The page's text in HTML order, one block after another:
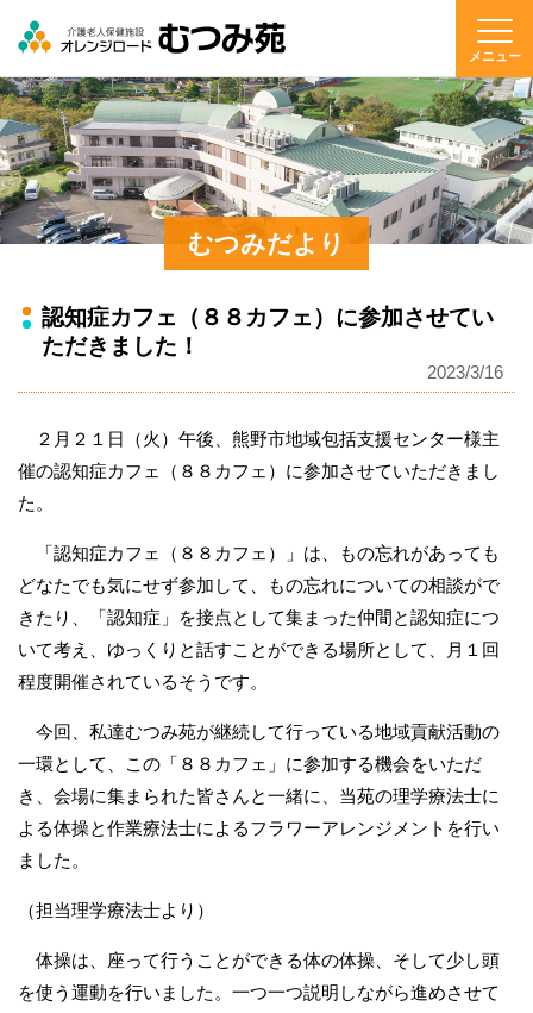
メニュー
むつみだより
認知症カフェ（８８カフェ）に参加させてい
ただきました！
2023/3/16
２月２１日（火）午後、熊野市地域包括支援センター様主
催の認知症カフェ（８８カフェ）に参加させていただきまし
た。
「認知症カフェ（８８カフェ）」は、もの忘れがあっても
どなたでも気にせず参加して、もの忘れについての相談がで
きたり、「認知症」を接点として集まった仲間と認知症につ
いて考え、ゆっくりと話すことができる場所として、月１回
程度開催されているそうです。
今回、私達むつみ苑が継続して行っている地域貢献活動の
一環として、この「８８カフェ」に参加する機会をいただ
き、会場に集まられた皆さんと一緒に、当苑の理学療法士に
よる体操と作業療法士によるフラワーアレンジメントを行い
ました。
（担当理学療法士より）
体操は、座って行うことができる体の体操、そして少し頭
を使う運動を行いました。一つ一つ説明しながら進めさせて